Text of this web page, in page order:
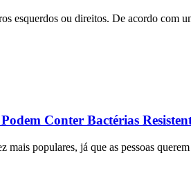
esquerdos ou direitos. De acordo com
Conter Bactérias
mais populares, já que as pessoas